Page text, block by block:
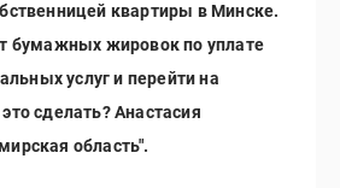
квартиры в Минске.
бумажных жировок по уплате
услуг и перейти на
сделать? Анастасия
область".